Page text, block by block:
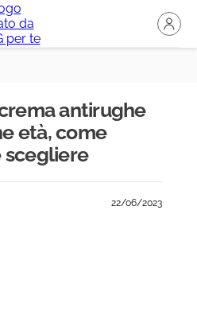
antirughe
età, come
scegliere
22/06/2023